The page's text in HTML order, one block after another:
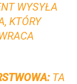
WYSYŁA
KTÓRY
TA